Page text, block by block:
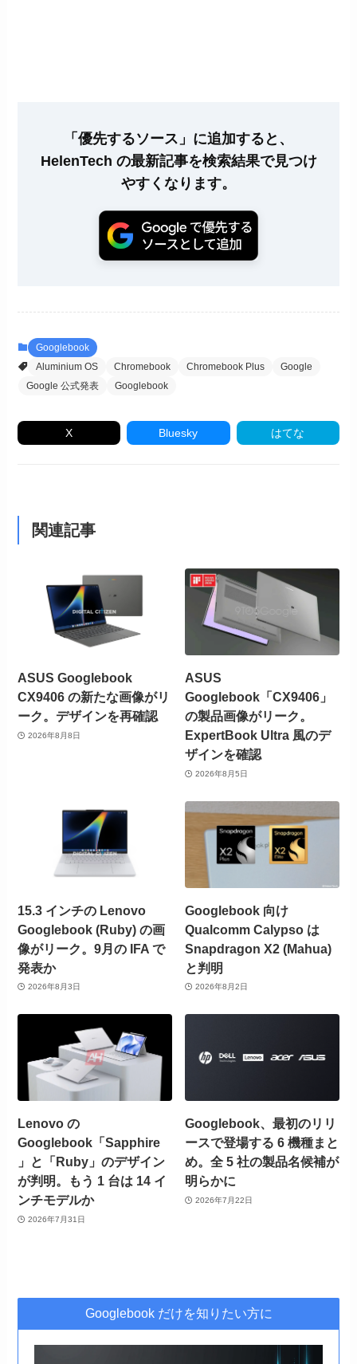
「優先するソース」に追加すると、
HelenTech の最新記事を検索結果で見つけ
やすくなります。
Googlebook
Aluminium OS
Chromebook Chromebook Plus
Google
Google 公式発表
Googlebook
X Bluesky はてな
関連記事
ASUS Googlebook
CX9406 の新たな画像がリ
ーク。デザインを再確認
2026年8月8日
ASUS
Googlebook「CX9406」
の製品画像がリーク。
ExpertBook Ultra 風のデ
ザインを確認
2026年8月5日
15.3 インチの Lenovo
Googlebook (Ruby) の画
像がリーク。9月の IFA で
発表か
2026年8月3日
Googlebook 向け
Qualcomm Calypso は
Snapdragon X2 (Mahua)
と判明
2026年8月2日
Lenovo の
Googlebook「Sapphire
」と「Ruby」のデザイン
が判明。もう 1 台は 14 イ
ンチモデルか
2026年7月31日
Googlebook、最初のリリ
ースで登場する 6 機種まと
め。全 5 社の製品名候補が
明らかに
2026年7月22日
Googlebook だけを知りたい方に